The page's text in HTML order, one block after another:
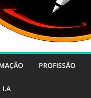
PROFISSÃO
I.A